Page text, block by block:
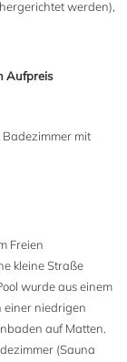
werden),
Aufpreis
mit
Freien
kleine Straße
wurde aus einem
einer niedrigen
auf Matten.
(Sauna